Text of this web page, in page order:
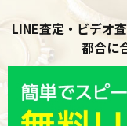
LINE査定・ビデオ
都合に